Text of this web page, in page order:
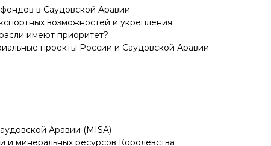
в Саудовской Аравии
возможностей и укрепления
имеют приоритет?
проекты России и Саудовской Аравии
Аравии (MISA)
минеральных ресурсов Королевства